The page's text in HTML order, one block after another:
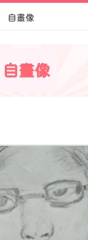
自畫像
自畫像